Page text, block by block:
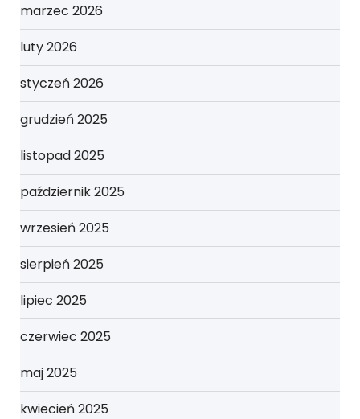
marzec 2026
luty 2026
styczeń 2026
grudzień 2025
listopad 2025
październik 2025
wrzesień 2025
sierpień 2025
lipiec 2025
czerwiec 2025
maj 2025
kwiecień 2025